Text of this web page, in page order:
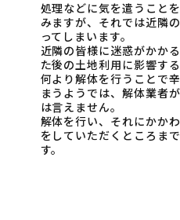
処理などに気を遣うこと
みますが、それでは近隣
ってしまいます。
近隣の皆様に迷惑がかか
た後の土地利用に影響す
何より解体を行うことで
まうようでは、解体業者
は言えません。
解体を行い、それにかか
をしていただくところま
す。